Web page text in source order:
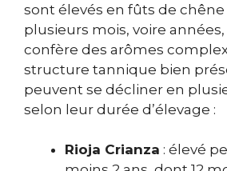
sont élevés en fûts de
plusieurs mois, voire
confère des arômes
structure tannique bien
peuvent se décliner en
selon leur durée d’élevage :
Rioja Crianza : élevé